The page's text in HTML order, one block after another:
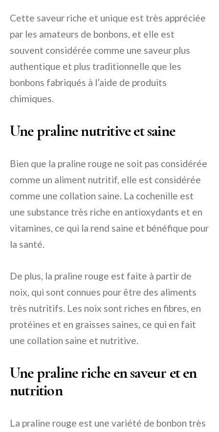
Cette saveur riche et unique est très appréciée
par les amateurs de bonbons, et elle est
souvent considérée comme une saveur plus
authentique et plus traditionnelle que les
bonbons fabriqués à l’aide de produits
chimiques.
Une praline nutritive et saine
Bien que la praline rouge ne soit pas considérée
comme un aliment nutritif, elle est considérée
comme une collation saine. La cochenille est
une substance très riche en antioxydants et en
vitamines, ce qui la rend saine et bénéfique pour
la santé.
De plus, la praline rouge est faite à partir de
noix, qui sont connues pour être des aliments
très nutritifs. Les noix sont riches en fibres, en
protéines et en graisses saines, ce qui en fait
une collation saine et nutritive.
Une praline riche en saveur et en
nutrition
La praline rouge est une variété de bonbon très